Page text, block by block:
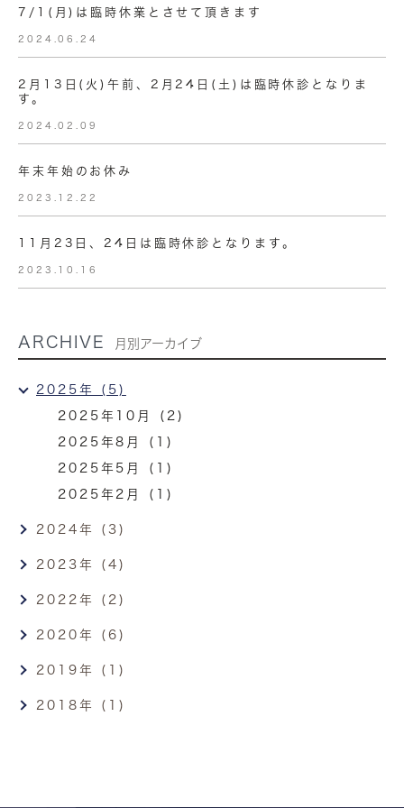
7/1(月)は臨時休業とさせて頂きます
2024.06.24
2月13日(火)午前、2月24日(土)は臨時休診となりま
す。
2024.02.09
年末年始のお休み
2023.12.22
11月23日、24日は臨時休診となります。
2023.10.16
ARCHIVE 月別アーカイブ
2025年 (5)
2025年10月 (2)
2025年8月 (1)
2025年5月 (1)
2025年2月 (1)
2024年 (3)
2023年 (4)
2022年 (2)
2020年 (6)
2019年 (1)
2018年 (1)